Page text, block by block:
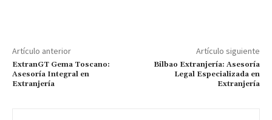
Artículo anterior
ExtranGT Gema Toscano:
Asesoría Integral en
Extranjería
Artículo siguiente
Bilbao Extranjería: Asesoría
Legal Especializada en
Extranjería